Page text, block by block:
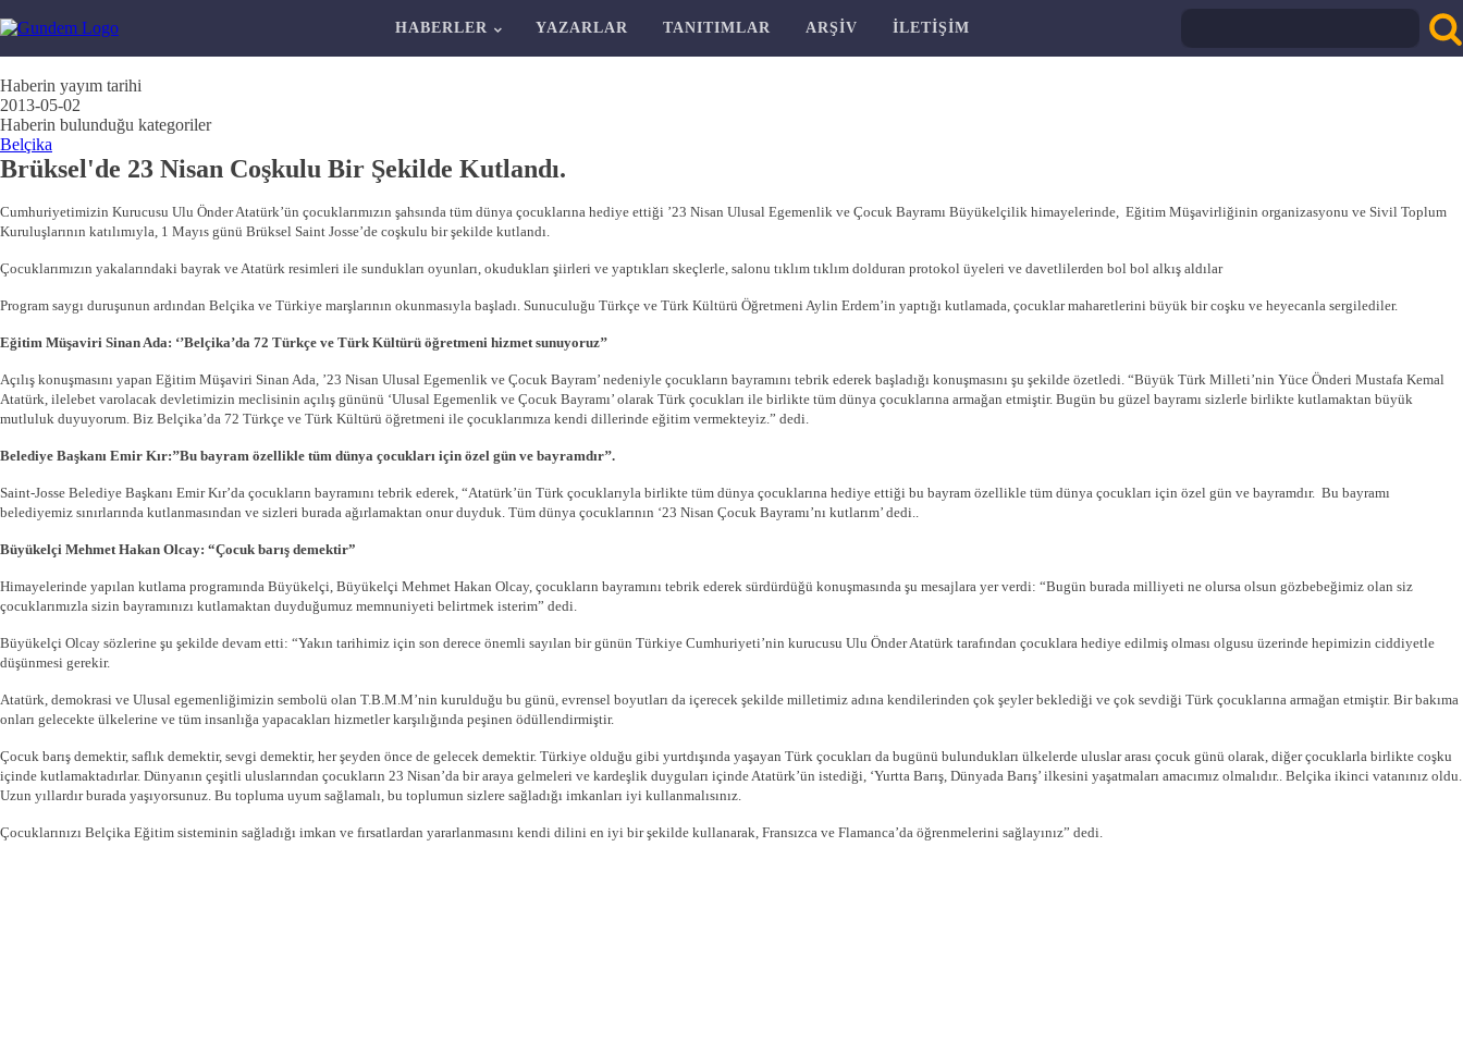
HABERLER YAZARLAR TANITIMLAR ARŞIV İLETIŞIM
Haberin yayım tarihi
2013-05-02
Haberin bulunduğu kategoriler
Belçika
Brüksel'de 23 Nisan Coşkulu Bir Şekilde Kutlandı.
Cumhuriyetimizin Kurucusu Ulu Önder Atatürk’ün çocuklarımızın şahsında tüm dünya çocuklarına hediye ettiği ’23 Nisan Ulusal Egemenlik ve Çocuk Bayramı Büyükelçilik himayelerinde, Eğitim Müşavirliğinin organizasyonu ve Sivil Toplum
Kuruluşlarının katılımıyla, 1 Mayıs günü Brüksel Saint Josse’de coşkulu bir şekilde kutlandı.
Çocuklarımızın yakalarındaki bayrak ve Atatürk resimleri ile sundukları oyunları, okudukları şiirleri ve yaptıkları skeçlerle, salonu tıklım tıklım dolduran protokol üyeleri ve davetlilerden bol bol alkış aldılar
Program saygı duruşunun ardından Belçika ve Türkiye marşlarının okunmasıyla başladı. Sunuculuğu Türkçe ve Türk Kültürü Öğretmeni Aylin Erdem’in yaptığı kutlamada, çocuklar maharetlerini büyük bir coşku ve heyecanla sergilediler.
Eğitim Müşaviri Sinan Ada: ‘’Belçika’da 72 Türkçe ve Türk Kültürü öğretmeni hizmet sunuyoruz’’
Açılış konuşmasını yapan Eğitim Müşaviri Sinan Ada, ’23 Nisan Ulusal Egemenlik ve Çocuk Bayram’ nedeniyle çocukların bayramını tebrik ederek başladığı konuşmasını şu şekilde özetledi. “Büyük Türk Milleti’nin Yüce Önderi Mustafa Kemal
Atatürk, ilelebet varolacak devletimizin meclisinin açılış gününü ‘Ulusal Egemenlik ve Çocuk Bayramı’ olarak Türk çocukları ile birlikte tüm dünya çocuklarına armağan etmiştir. Bugün bu güzel bayramı sizlerle birlikte kutlamaktan büyük
mutluluk duyuyorum. Biz Belçika’da 72 Türkçe ve Türk Kültürü öğretmeni ile çocuklarımıza kendi dillerinde eğitim vermekteyiz.” dedi.
Belediye Başkanı Emir Kır:’’Bu bayram özellikle tüm dünya çocukları için özel gün ve bayramdır’’.
Saint-Josse Belediye Başkanı Emir Kır’da çocukların bayramını tebrik ederek, “Atatürk’ün Türk çocuklarıyla birlikte tüm dünya çocuklarına hediye ettiği bu bayram özellikle tüm dünya çocukları için özel gün ve bayramdır. Bu bayramı
belediyemiz sınırlarında kutlanmasından ve sizleri burada ağırlamaktan onur duyduk. Tüm dünya çocuklarının ‘23 Nisan Çocuk Bayramı’nı kutlarım’ dedi..
Büyükelçi Mehmet Hakan Olcay: “Çocuk barış demektir”
Himayelerinde yapılan kutlama programında Büyükelçi, Büyükelçi Mehmet Hakan Olcay, çocukların bayramını tebrik ederek sürdürdüğü konuşmasında şu mesajlara yer verdi: “Bugün burada milliyeti ne olursa olsun gözbebeğimiz olan siz
çocuklarımızla sizin bayramınızı kutlamaktan duyduğumuz memnuniyeti belirtmek isterim” dedi.
Büyükelçi Olcay sözlerine şu şekilde devam etti: “Yakın tarihimiz için son derece önemli sayılan bir günün Türkiye Cumhuriyeti’nin kurucusu Ulu Önder Atatürk tarafından çocuklara hediye edilmiş olması olgusu üzerinde hepimizin ciddiyetle
düşünmesi gerekir.
Atatürk, demokrasi ve Ulusal egemenliğimizin sembolü olan T.B.M.M’nin kurulduğu bu günü, evrensel boyutları da içerecek şekilde milletimiz adına kendilerinden çok şeyler beklediği ve çok sevdiği Türk çocuklarına armağan etmiştir. Bir bakıma
onları gelecekte ülkelerine ve tüm insanlığa yapacakları hizmetler karşılığında peşinen ödüllendirmiştir.
Çocuk barış demektir, saflık demektir, sevgi demektir, her şeyden önce de gelecek demektir. Türkiye olduğu gibi yurtdışında yaşayan Türk çocukları da bugünü bulundukları ülkelerde uluslar arası çocuk günü olarak, diğer çocuklarla birlikte coşku
içinde kutlamaktadırlar. Dünyanın çeşitli uluslarından çocukların 23 Nisan’da bir araya gelmeleri ve kardeşlik duyguları içinde Atatürk’ün istediği, ‘Yurtta Barış, Dünyada Barış’ ilkesini yaşatmaları amacımız olmalıdır.. Belçika ikinci vatanınız oldu.
Uzun yıllardır burada yaşıyorsunuz. Bu topluma uyum sağlamalı, bu toplumun sizlere sağladığı imkanları iyi kullanmalısınız.
Çocuklarınızı Belçika Eğitim sisteminin sağladığı imkan ve fırsatlardan yararlanmasını kendi dilini en iyi bir şekilde kullanarak, Fransızca ve Flamanca’da öğrenmelerini sağlayınız” dedi.